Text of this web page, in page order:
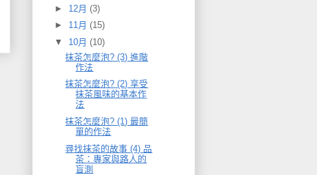
► 12月 (3)
► 11月 (15)
▼ 10月 (10)
抹茶怎麼泡? (3) 進階
作法
抹茶怎麼泡? (2) 享受
抹茶風味的基本作
法
抹茶怎麼泡? (1) 最簡
單的作法
尋找抹茶的故事 (4) 品
茶：專家與路人的
盲測